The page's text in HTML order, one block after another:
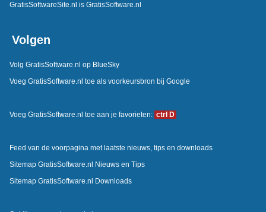
GratisSoftwareSite.nl is GratisSoftware.nl
Volgen
Volg GratisSoftware.nl op BlueSky
Voeg GratisSoftware.nl toe als voorkeursbron bij Google
Voeg GratisSoftware.nl toe aan je favorieten: ctrl D
Feed van de voorpagina met laatste nieuws, tips en downloads
Sitemap GratisSoftware.nl Nieuws en Tips
Sitemap GratisSoftware.nl Downloads